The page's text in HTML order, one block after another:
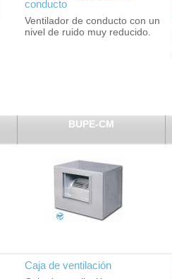
conducto
Ventilador de conducto con un
nivel de ruido muy reducido.
BUPE-CM
Caja de ventilación